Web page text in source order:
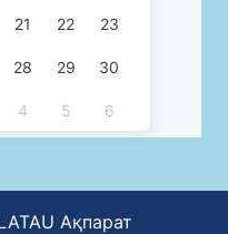
21 22 23
28 29 30
4 5 6
Ақпарат